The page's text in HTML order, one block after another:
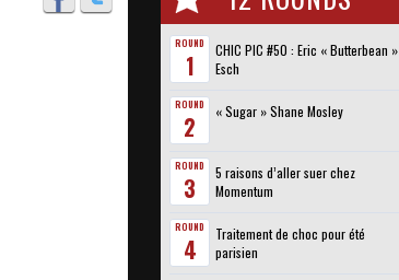
ROUND
1
CHIC PIC #50 : Eric « Butterbean »
Esch
ROUND
2 « Sugar » Shane Mosley
ROUND
3
5 raisons d’aller suer chez
Momentum
ROUND
4
Traitement de choc pour été
parisien